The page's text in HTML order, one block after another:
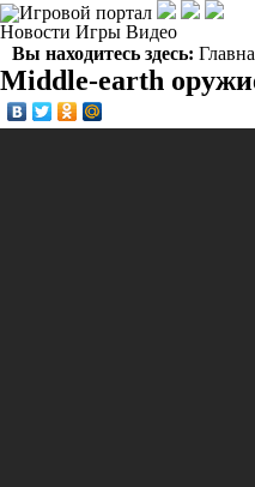
Новости Игры Видео
Вы находитесь здесь:
Middle-earth